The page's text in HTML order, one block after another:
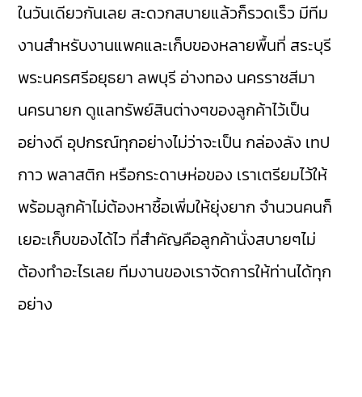
ในวันเดียวกันเลย สะดวกสบายแล้วก็รวดเร็ว มีทีม
งานสำหรับงานแพคและเก็บของหลายพื้นที่ สระบุรี
พระนครศรีอยุธยา ลพบุรี อ่างทอง นครราชสีมา
นครนายก ดูแลทรัพย์สินต่างๆของลูกค้าไว้เป็น
อย่างดี อุปกรณ์ทุกอย่างไม่ว่าจะเป็น กล่องลัง เทป
กาว พลาสติก หรือกระดาษห่อของ เราเตรียมไว้ให้
พร้อมลูกค้าไม่ต้องหาซื้อเพิ่มให้ยุ่งยาก จำนวนคนก็
เยอะเก็บของได้ไว ที่สำคัญคือลูกค้านั่งสบายๆไม่
ต้องทำอะไรเลย ทีมงานของเราจัดการให้ท่านได้ทุก
อย่าง